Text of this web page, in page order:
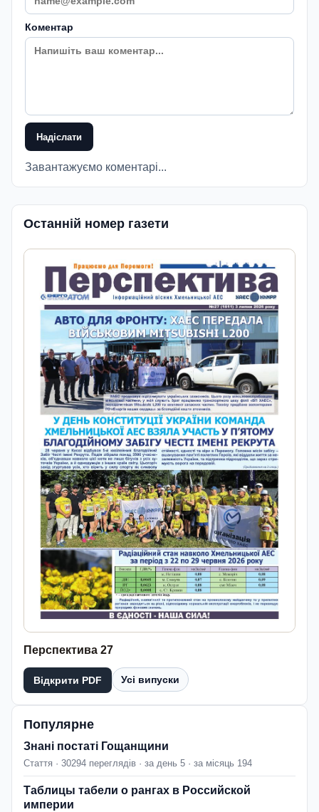
Коментар
Надіслати
Завантажуємо коментарі...
Останній номер газети
Перспектива 27
Відкрити PDF Усі випуски
Популярне
Знані постаті Гощанщини
Стаття · 30294 переглядів · за день 5 · за місяць 194
Таблицы табели о рангах в Российской
империи